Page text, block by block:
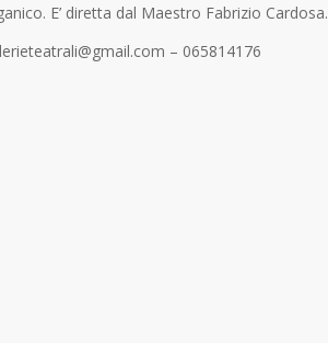
E’ diretta dal Maestro Fabrizio Cardosa.
– 065814176